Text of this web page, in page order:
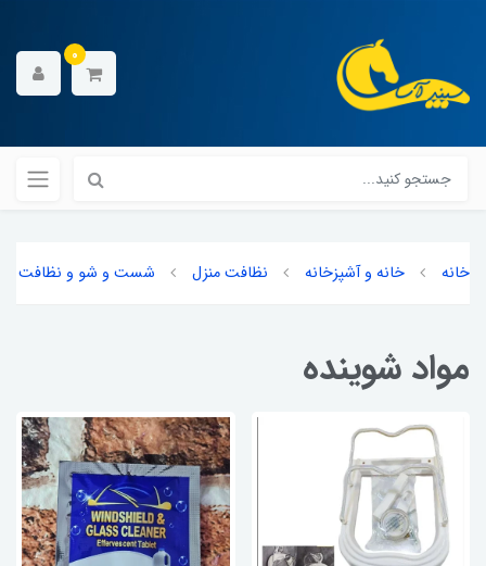
0
خانه خانه و آشپزخانه نظافت منزل شست و شو و نظافت
مواد شوینده